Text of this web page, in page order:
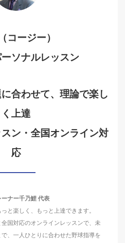
コージー）
ソナルレッスン
合わせて、理論で楽し
く上達
ン・全国オンライン対
応
ナー千乃鯉 代表
と楽しく、もっと上達できます。
国対応のオンラインレッスンで、未
、一人ひとりに合わせた野球指導を